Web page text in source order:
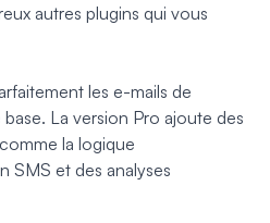
autres plugins qui vous
les e-mails de
La version Pro ajoute des
la logique
SMS et des analyses